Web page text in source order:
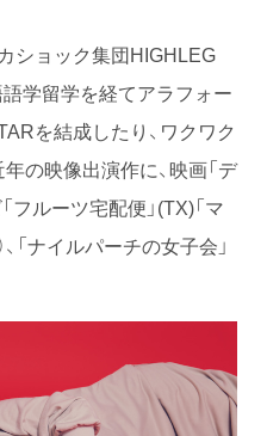
ショック集団HIGHLEG
学留学を経てアラフォー
を結成したり、ワクワク
の映像出演作に、映画「デ
フルーツ宅配便」(TX)「マ
「ナイルパーチの女子会」